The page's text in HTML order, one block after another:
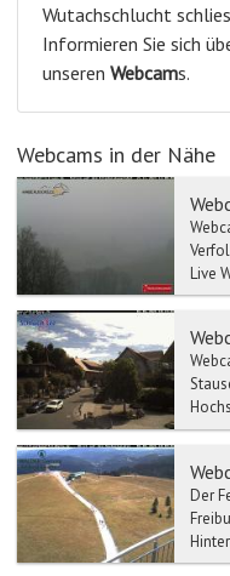
Wutachschlucht
Informieren Sie sich
unseren Webcams.
Webcams in der Nähe
Live
ist ...
Der